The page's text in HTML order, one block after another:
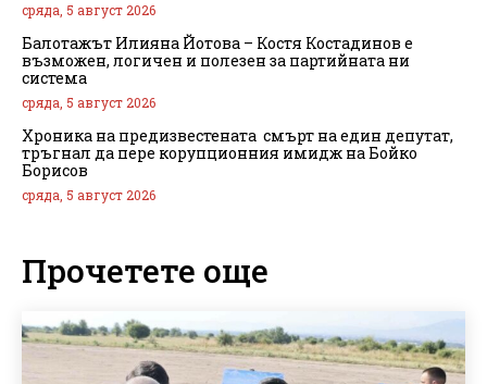
сряда, 5 август 2026
Балотажът Илияна Йотова – Костя Костадинов е
възможен, логичен и полезен за партийната ни
система
сряда, 5 август 2026
Хроника на предизвестената смърт на един депутат,
тръгнал да пере корупционния имидж на Бойко
Борисов
сряда, 5 август 2026
Прочетете още